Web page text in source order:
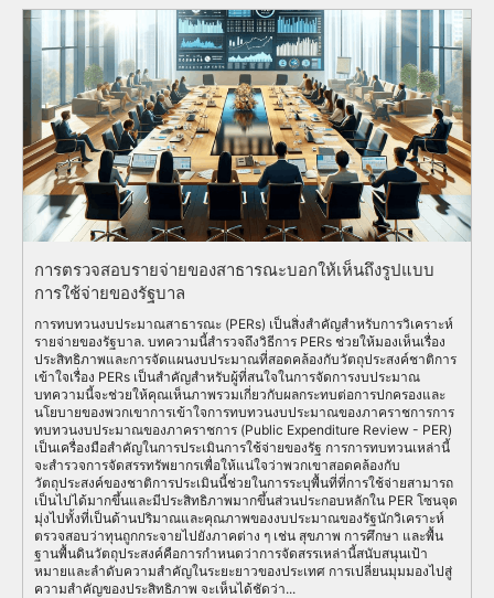
การตรวจสอบรายจ่ายของสาธารณะบอกให้เห็นถึงรูปแบบ
การใช้จ่ายของรัฐบาล
การทบทวนงบประมาณสาธารณะ (PERs) เป็นสิ่งสำคัญสำหรับการวิเคราะห์
รายจ่ายของรัฐบาล. บทความนี้สำรวจถึงวิธีการ PERs ช่วยให้มองเห็นเรื่อง
ประสิทธิภาพและการจัดแผนงบประมาณที่สอดคล้องกับวัตถุประสงค์ชาติการ
เข้าใจเรื่อง PERs เป็นสำคัญสำหรับผู้ที่สนใจในการจัดการงบประมาณ
บทความนี้จะช่วยให้คุณเห็นภาพรวมเกี่ยวกับผลกระทบต่อการปกครองและ
นโยบายของพวกเขาการเข้าใจการทบทวนงบประมาณของภาคราชการการ
ทบทวนงบประมาณของภาคราชการ (Public Expenditure Review - PER)
เป็นเครื่องมือสำคัญในการประเมินการใช้จ่ายของรัฐ การการทบทวนเหล่านี้
จะสำรวจการจัดสรรทรัพยากรเพื่อให้แน่ใจว่าพวกเขาสอดคล้องกับ
วัตถุประสงค์ของชาติการประเมินนี้ช่วยในการระบุพื้นที่ที่การใช้จ่ายสามารถ
เป็นไปได้มากขึ้นและมีประสิทธิภาพมากขึ้นส่วนประกอบหลักใน PER โซนจุด
มุ่งไปทั้งที่เป็นด้านปริมาณและคุณภาพของงบประมาณของรัฐนักวิเคราะห์
ตรวจสอบว่าทุนถูกกระจายไปยังภาคต่าง ๆ เช่น สุขภาพ การศึกษา และพื้น
ฐานพื้นดินวัตถุประสงค์คือการกำหนดว่าการจัดสรรเหล่านี้สนับสนุนเป้า
หมายและลำดับความสำคัญในระยะยาวของประเทศ การเปลี่ยนมุมมองไปสู่
ความสำคัญของประสิทธิภาพ จะเห็นได้ชัดว่า...